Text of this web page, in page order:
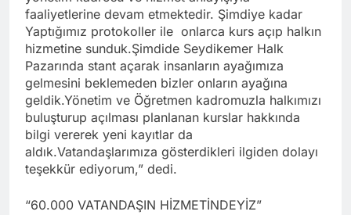
faaliyetlerine devam etmektedir. Şimdiye kadar
Yaptığımız protokoller ile onlarca kurs açıp halkın
hizmetine sunduk.Şimdide Seydikemer Halk
Pazarında stant açarak insanların ayağımıza
gelmesini beklemeden bizler onların ayağına
geldik.Yönetim ve Öğretmen kadromuzla halkımızı
buluşturup açılması planlanan kurslar hakkında
bilgi vererek yeni kayıtlar da
aldık.Vatandaşlarımıza gösterdikleri ilgiden dolayı
teşekkür ediyorum,” dedi.
“60.000 VATANDAŞIN HİZMETİNDEYİZ”